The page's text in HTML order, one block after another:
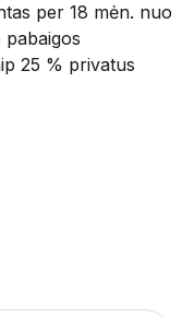
per 18 mėn. nuo
25 % privatus